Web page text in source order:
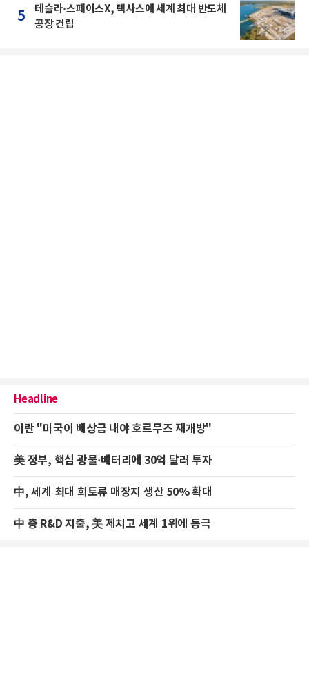
5
테슬라·스페이스X, 텍사스에 세계 최대 반도체
공장 건립
Headline
이란 "미국이 배상금 내야 호르무즈 재개방"
美 정부, 핵심 광물·배터리에 30억 달러 투자
中, 세계 최대 희토류 매장지 생산 50% 확대
中 총 R&D 지출, 美 제치고 세계 1위에 등극